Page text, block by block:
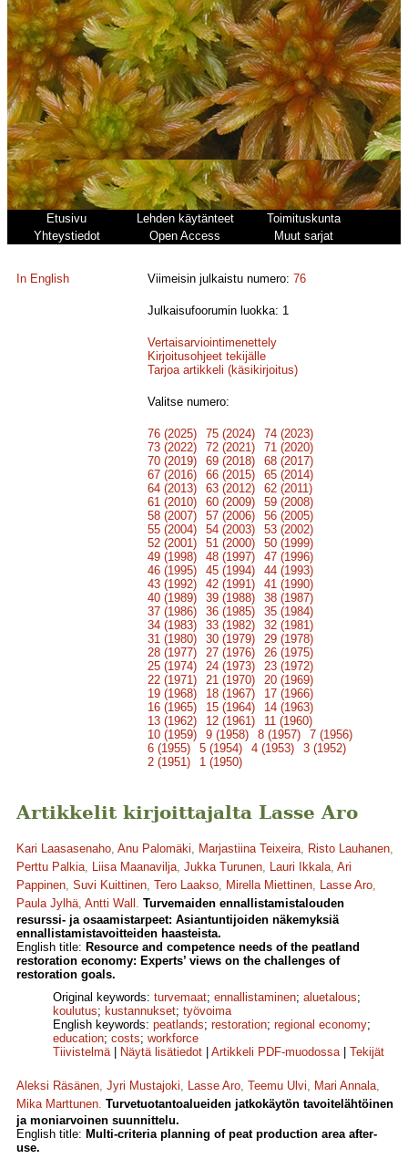
Etusivu Lehden käytänteet
Toimituskunta
Yhteystiedot
Open Access Muut sarjat
In English Viimeisin julkaistu numero:76
Julkaisufoorumin luokka: 1
Vertaisarviointimenettely
Kirjoitusohjeet tekijälle
Tarjoa artikkeli (käsikirjoitus)
Valitse numero:
76 (2025) 75 (2024)
74 (2023)
73 (2022)
72 (2021)
71 (2020)
70 (2019)
69 (2018)
68 (2017)
67 (2016)
66 (2015)
65 (2014)
64 (2013)
63 (2012)
62 (2011)
61 (2010)
60 (2009)
59 (2008)
58 (2007)
57 (2006)
56 (2005)
55 (2004)
54 (2003)
53 (2002)
52 (2001)
51 (2000)
50 (1999)
49 (1998)
48 (1997)
47 (1996)
46 (1995)
45 (1994)
44 (1993)
43 (1992)
42 (1991)
41 (1990)
40 (1989)
39 (1988)
38 (1987)
37 (1986)
36 (1985)
35 (1984)
34 (1983)
33 (1982)
32 (1981)
31 (1980)
30 (1979)
29 (1978)
28 (1977)
27 (1976)
26 (1975)
25 (1974)
24 (1973)
23 (1972)
22 (1971)
21 (1970)
20 (1969)
19 (1968)
18 (1967)
17 (1966)
16 (1965)
15 (1964)
14 (1963)
13 (1962)
12 (1961)
11 (1960)
10 (1959)
9 (1958) 8 (1957)
7 (1956)
6 (1955)
5 (1954) 4 (1953)
3 (1952)
2 (1951)
1 (1950)
Artikkelit kirjoittajalta Lasse Aro
Kari Laasasenaho, Anu Palomäki, Marjastiina Teixeira, Risto Lauhanen,
Perttu Palkia, Liisa Maanavilja, Jukka Turunen, Lauri Ikkala, Ari
Pappinen, Suvi Kuittinen, Tero Laakso, Mirella Miettinen, Lasse Aro,
Paula Jylhä, Antti Wall . Turvemaiden ennallistamistalouden
resurssi- ja osaamistarpeet: Asiantuntijoiden näkemyksiä
ennallistamistavoitteiden haasteista.
English title: Resource and competence needs of the peatland
restoration economy: Experts’ views on the challenges of
restoration goals.
Original keywords: turvemaat; ennallistaminen; aluetalous;
koulutus; kustannukset; työvoima
English keywords: peatlands; restoration; regional economy;
education; costs; workforce
Tiivistelmä| Näytä lisätiedot Artikkeli PDF-muodossa| Tekijät
Aleksi Räsänen, Jyri Mustajoki, Lasse Aro, Teemu Ulvi, Mari Annala,
Mika Marttunen. Turvetuotantoalueiden jatkokäytön tavoite­lähtöinen
ja moniarvoinen suunnittelu.
English title: Multi-criteria planning of peat production area after-
use.